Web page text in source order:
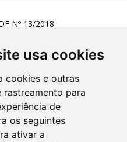
usa cookies
cookies e outras
para
de
os seguintes
ativar a
Nº 13/2018
existe.